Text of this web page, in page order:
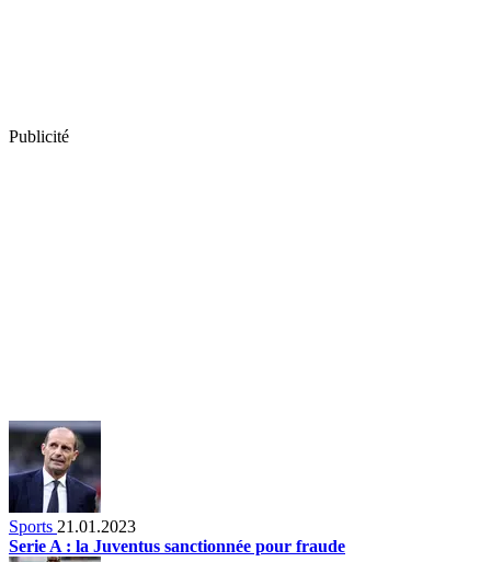
Publicité
Sports 21.01.2023
Serie A : la Juventus sanctionnée pour fraude